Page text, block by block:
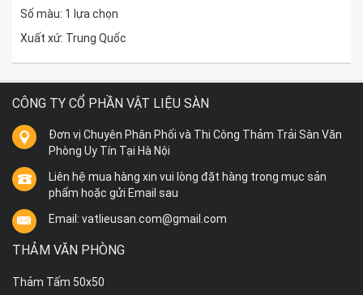
Số màu: 1 lựa chọn
Xuất xứ: Trung Quốc
CÔNG TY CỔ PHẦN VẬT LIỆU SÀN
Đơn vị Chuyên Phân Phối và Thi Công Thảm Trải Sàn Văn
Phòng Uy Tín Tại Hà Nội
Liên hệ mua hàng xin vui lòng đặt hàng trong mục sản
phẩm hoặc gửi Email sau
Email: vatlieusan.com@gmail.com
THẢM VĂN PHÒNG
Thảm Tấm 50x50